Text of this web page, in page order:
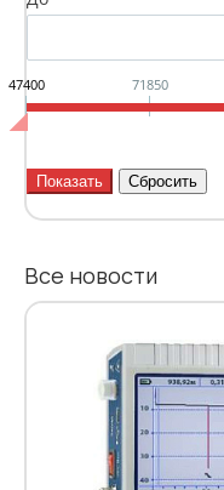
47400 71850
Все новости